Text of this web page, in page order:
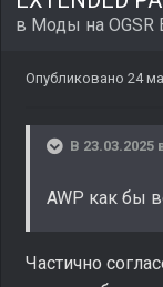
в Моды на OGSR
Опубликовано 24
В 23.03.2025
AWP как бы
Частично